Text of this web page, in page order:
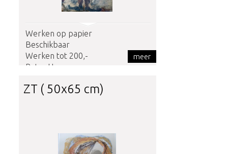
Werken op papier
Beschikbaar
Werken tot 200,-
Petra Heunen
meer
ZT ( 50x65 cm)